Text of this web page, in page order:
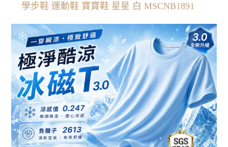
學步鞋 運動鞋 寶寶鞋 星星 白 MSCNB1891